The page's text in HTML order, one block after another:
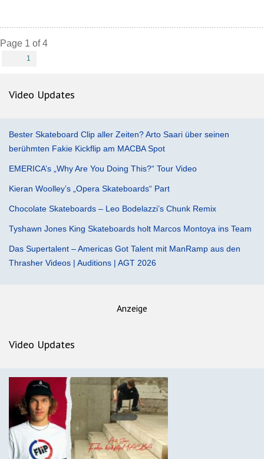
Page 1 of 4
1
Video Updates
Bester Skateboard Clip aller Zeiten? Arto Saari über seinen
berühmten Fakie Kickflip am MACBA Spot
EMERICA’s „Why Are You Doing This?“ Tour Video
Kieran Woolley’s „Opera Skateboards“ Part
Chocolate Skateboards – Leo Bodelazzi’s Chunk Remix
Tyshawn Jones King Skateboards holt Marcos Montoya ins Team
Das Supertalent – Americas Got Talent mit ManRamp aus den
Thrasher Videos | Auditions | AGT 2026
Anzeige
Video Updates